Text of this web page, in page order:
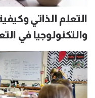
التعلم الذاتي
والتكنولوجيا في